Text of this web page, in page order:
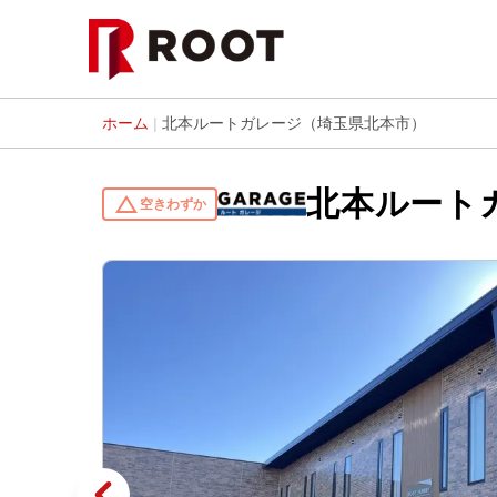
ホーム | 北本ルートガレージ（埼玉県北本市）
change_history 空きわずか 北本ルート